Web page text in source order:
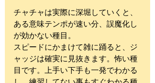
チャチャは実際に深堀していくと、
ある意味テンポが速い分、誤魔化し
が効かない種目。
スピードにかまけて雑に踊ると、ジ
ャッジは確実に見抜きます。怖い種
目です。上手い下手も一発でわかる